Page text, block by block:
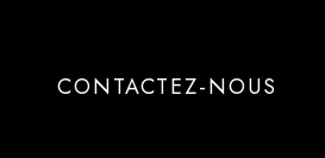
CONTACTEZ-NOUS